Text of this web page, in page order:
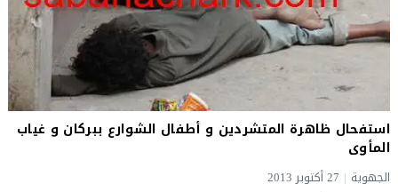
استفحال ظاهرة المتشردين و أطفال الشوارع ببركان و غياب
المأوى
الجهوية 27 أكتوبر 2013